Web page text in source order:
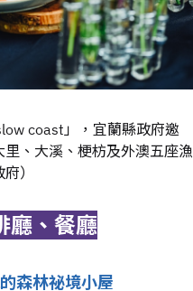
coast」，宜蘭縣政府邀
、大溪、梗枋及外澳五座漁
）
廳、餐廳
森林祕境小屋